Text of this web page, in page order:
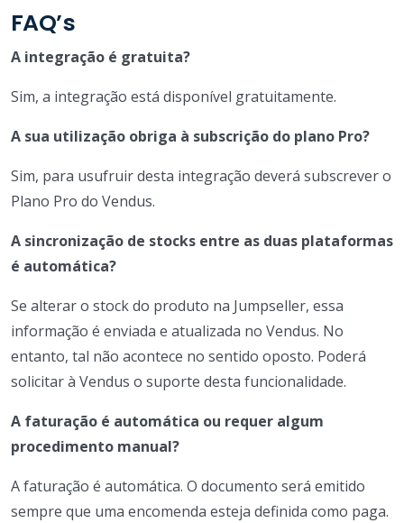
FAQ’s
A integração é gratuita?
Sim, a integração está disponível gratuitamente.
A sua utilização obriga à subscrição do plano Pro?
Sim, para usufruir desta integração deverá subscrever o
Plano Pro do Vendus.
A sincronização de stocks entre as duas plataformas
é automática?
Se alterar o stock do produto na Jumpseller, essa
informação é enviada e atualizada no Vendus. No
entanto, tal não acontece no sentido oposto. Poderá
solicitar à Vendus o suporte desta funcionalidade.
A faturação é automática ou requer algum
procedimento manual?
A faturação é automática. O documento será emitido
sempre que uma encomenda esteja definida como paga.